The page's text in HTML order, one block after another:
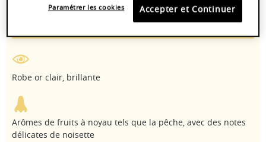
2025 - 2028 Chardonnay
Robe or clair, brillante
Arômes de fruits à noyau tels que la pêche, avec des notes
délicates de noisette
Accepter et Continuer
Paramétrer les cookies